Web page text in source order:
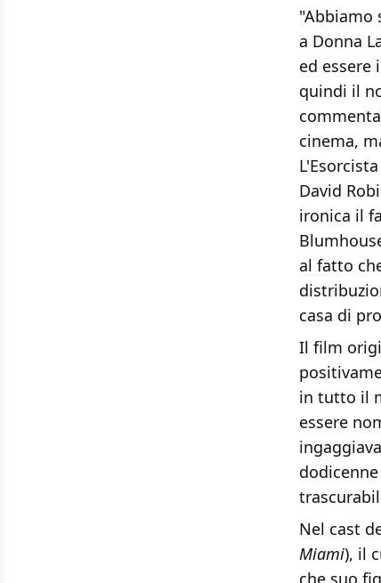
"Abbiamo
a Donna
ed
quindi il
cinema,
David
ironica il
al fatto
casa di
Il film
in tutto il
essere
Nel cast
Miami), il